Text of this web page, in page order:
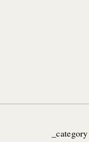
_category